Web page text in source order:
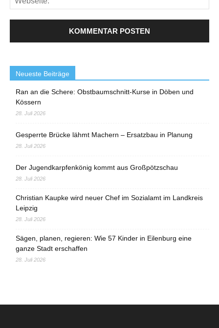
Neueste Beiträge
Ran an die Schere: Obstbaumschnitt-Kurse in Döben und
Kössern
28. Juli 2026
Gesperrte Brücke lähmt Machern – Ersatzbau in Planung
28. Juli 2026
Der Jugendkarpfenkönig kommt aus Großpötzschau
28. Juli 2026
Christian Kaupke wird neuer Chef im Sozialamt im Landkreis
Leipzig
28. Juli 2026
Sägen, planen, regieren: Wie 57 Kinder in Eilenburg eine
ganze Stadt erschaffen
28. Juli 2026